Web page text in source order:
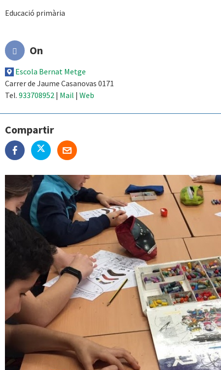
Educació primària
On
Escola Bernat Metge
Carrer de Jaume Casanovas 0171
Tel. 933708952 | Mail | Web
Compartir